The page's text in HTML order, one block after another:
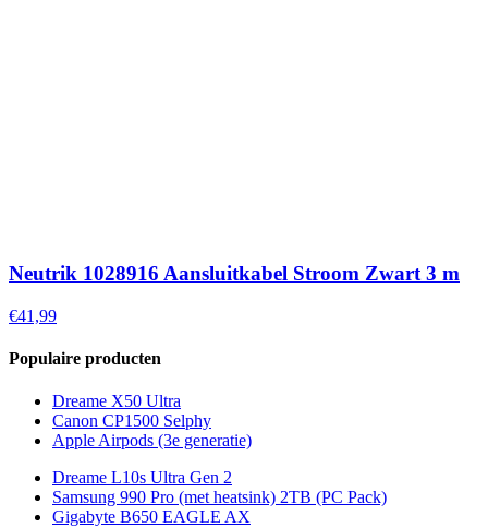
Neutrik 1028916 Aansluitkabel Stroom Zwart 3 m
€41,99
Populaire producten
Dreame X50 Ultra
Canon CP1500 Selphy
Apple Airpods (3e generatie)
Dreame L10s Ultra Gen 2
Samsung 990 Pro (met heatsink) 2TB (PC Pack)
Gigabyte B650 EAGLE AX